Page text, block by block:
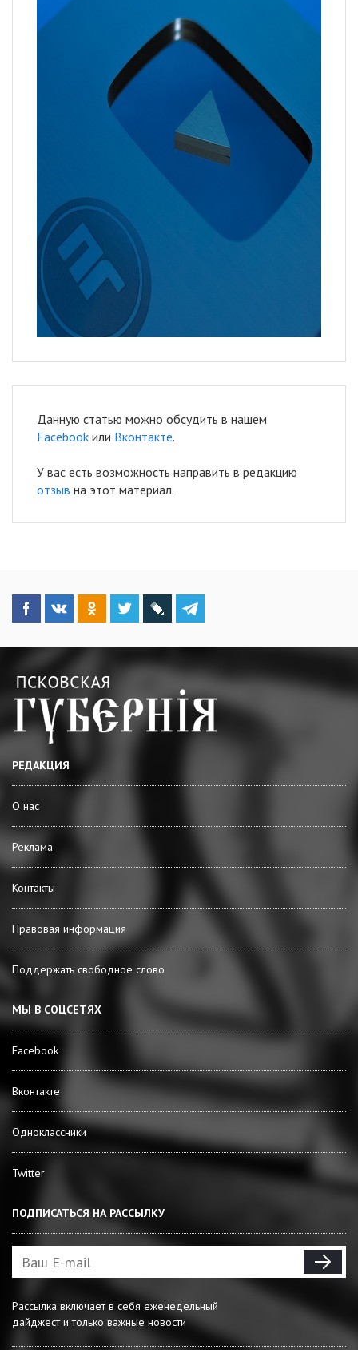
Данную статью можно обсудить в нашем
Facebook или Вконтакте.
У вас есть возможность направить в редакцию
отзыв на этот материал.
РЕДАКЦИЯ
О нас
Реклама
Контакты
Правовая информация
Поддержать свободное слово
МЫ В СОЦСЕТЯХ
Facebook
Вконтакте
Одноклассники
Twitter
ПОДПИСАТЬСЯ НА РАССЫЛКУ
Рассылка включает в себя еженедельный
дайджест и только важные новости